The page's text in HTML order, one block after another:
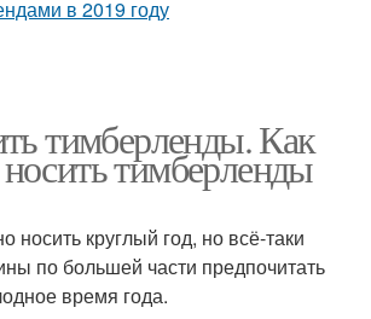
тимберленды. Как
тимберленды
носить круглый год, но всё-таки
по большей части предпочитать
время года.